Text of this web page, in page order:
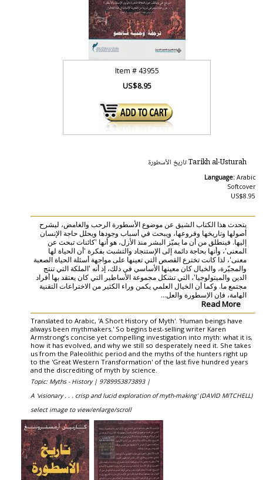
Item #43955
US$8.95
Tarikh al-Usturah ‫تاريخ الأسطورة‬
Language: Arabic
Softcover
US$8.95
يتحدث هذا الكتاب الشيق عن موضوع الأسطورة الرحب والغامض، ليشرح
أصولها وتاريخها وفروعها، ويبحث في أسباب وجودها ويحلل حاجة الإنسان
إليها. فينطلق من أن ما يميّز البشر منذ الأزل، هو أنها 'كائنات تبحث عن
المعنى'، وأنها بحاجة دائمة إلى الإستنجاد والتشبث بفكرة 'أن الحياة لها
معنى'، لذا كانت تخترع القصص التي تعينها على مواجهة أسئلة الحياة الصعبة
والمحيّرة، والخيال كان معينها الأساسي في ذلك، إذ أنه 'الملكة التي تنتج
الدين والميتولوجيا'، التي تشكل مجموعة الأساطير التي كان يعتقد بها أفراد
مجتمع ما. وكما أن الخيال العلمي يكمن وراء الكثير من الاختراعات التقنية
الهامة، فإن الإسطورة والعل...
Read More
Translated to Arabic, 'A Short History of Myth'. 'Human beings have
always been mythmakers.' So begins best-selling writer Karen
Armstrong’s concise yet compelling investigation into myth: what it is,
how it has evolved, and why we still so desperately need it. She takes
us from the Paleolithic period and the myths of the hunters right up
to the 'Great Western Transformation' of the last five hundred years
and the discrediting of myth by science.
Topic: Myths - History | 9789953873893 |
A 'visionary . . . crisp and lucid exploration of myth-making' (DAVID MITCHELL)
select image to view/enlarge/scroll